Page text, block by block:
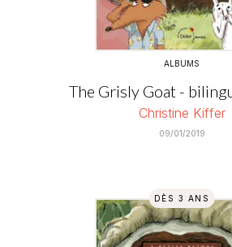
ALBUMS
The Grisly Goat -
Christine Kiffer
09/01/2019
DÈS 3 ANS